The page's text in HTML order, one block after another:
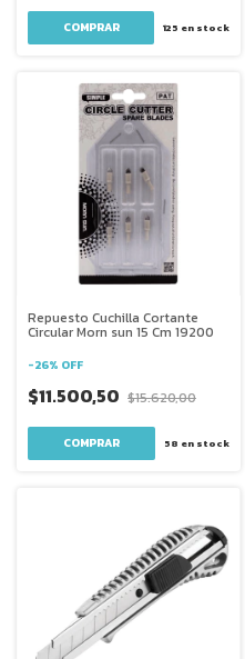
125 en stock
Repuesto Cuchilla Cortante
Circular Morn sun 15 Cm 19200
-26% OFF
$11.500,50 $15.620,00
58 en stock